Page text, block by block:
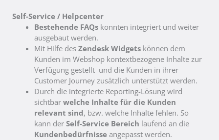
Self-Service / Helpcenter
Bestehende FAQs konnten integriert und weiter
ausgebaut werden.
Mit Hilfe des Zendesk Widgets können dem
Kunden im Webshop kontextbezogene Inhalte zur
Verfügung gestellt und die Kunden in ihrer
Customer Journey zusätzlich unterstützt werden.
Durch die integrierte Reporting-Lösung wird
sichtbar welche Inhalte für die Kunden
relevant sind, bzw. welche Inhalte fehlen. So
kann der Self-Service Bereich laufend an die
Kundenbedürfnisse angepasst werden.